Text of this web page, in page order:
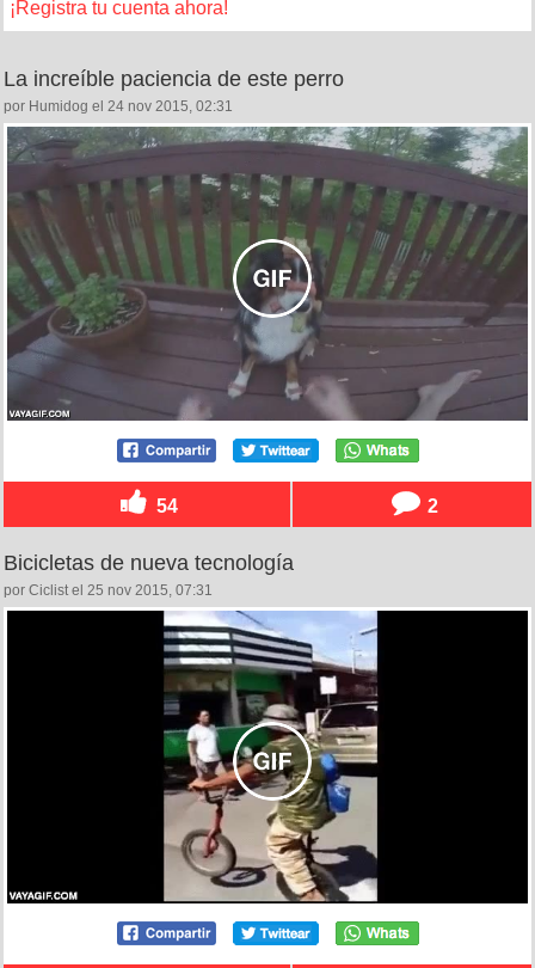
¡Registra tu cuenta ahora!
La increíble paciencia de este perro
por Humidog el 24 nov 2015, 02:31
54 2
Bicicletas de nueva tecnología
por Ciclist el 25 nov 2015, 07:31